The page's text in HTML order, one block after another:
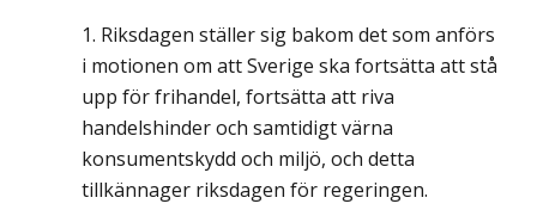
Riksdagen ställer sig bakom det som anförs
i motionen om att Sverige ska fortsätta att stå
upp för frihandel, fortsätta att riva
handelshinder och samtidigt värna
konsumentskydd och miljö, och detta
tillkännager riksdagen för regeringen.